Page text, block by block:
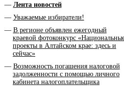
Лента новостей
Уважаемые избиратели!
В регионе объявлен ежегодный
краевой фотоконкурс
проекты в Алтайском крае: здесь и
сейчас»
Возможность погашения налоговой
задолженности с помощью личного
кабинета налогоплательщика